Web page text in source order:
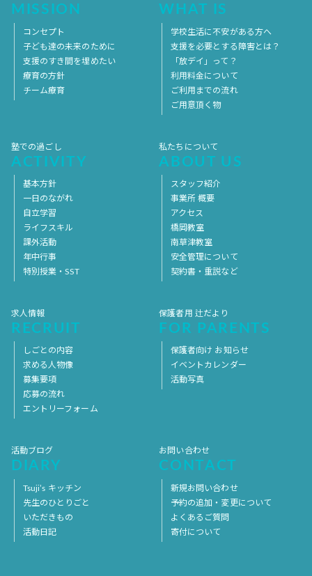
MISSION
コンセプト
子ども達の未来のために
支援のすき間を埋めたい
療育の方針
チーム療育
WHAT IS
学校生活に不安がある方へ
支援を必要とする障害とは？
「放デイ」って？
利用料金について
ご利用までの流れ
ご用意頂く物
塾での過ごし
ACTIVITY
基本方針
一日のながれ
自立学習
ライフスキル
課外活動
年中行事
特別授業・SST
私たちについて
ABOUT US
スタッフ紹介
事業所 概要
アクセス
橋岡教室
南草津教室
安全管理について
契約書・重説など
求人情報
RECRUIT
しごとの内容
求める人物像
募集要項
応募の流れ
エントリーフォーム
保護者用 辻だより
FOR PARENTS
保護者向け お知らせ
イベントカレンダー
活動写真
活動ブログ
DIARY
Tsuji’s キッチン
先生のひとりごと
いただきもの
活動日記
お問い合わせ
CONTACT
新規お問い合わせ
予約の追加・変更について
よくあるご質問
寄付について